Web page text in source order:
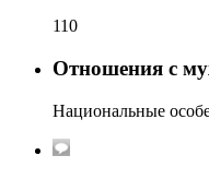
110
Отношения с
Национальные